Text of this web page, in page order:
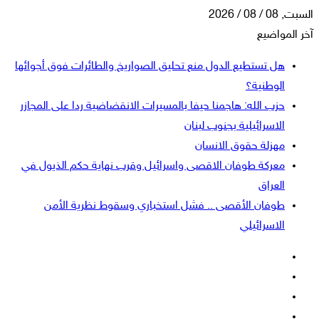
السبت, 08 / 08 / 2026
آخر المواضيع
هل تستطيع الدول منع تحليق الصواريخ والطائرات فوق أجوائها
الوطنية؟
حزب الله: هاجمنا حيفا بالمسيرات الانقضاضية ردا على المجازر
الاسرائيلية بجنوب لبنان
مهزلة حقوق الانسان
معركة طوفان الاقصى واسرائيل وقرب نهاية حكم الذيول في
العراق
طوفان الأقصى .. فشل استخباري وسقوط نظرية الأمن
الاسرائيلي